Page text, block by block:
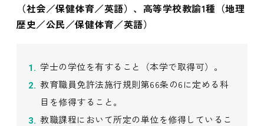
（社会／保健体育／英語）、高等学校教諭1種（地理
歴史／公民／保健体育／英語）
学士の学位を有すること（本学で取得可）。
教育職員免許法施行規則第66条の6に定める科
目を修得すること。
教職課程において所定の単位を修得しているこ